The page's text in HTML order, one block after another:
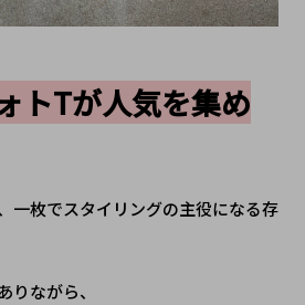
トTが人気を集め
一枚でスタイリングの主役になる存
ながら、